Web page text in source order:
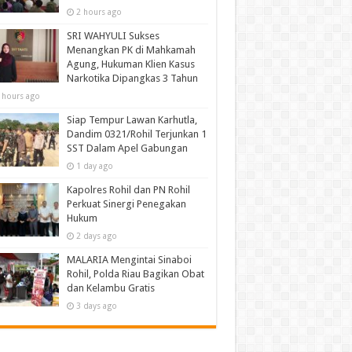
2 hours ago
SRI WAHYULI Sukses
Menangkan PK di Mahkamah
Agung, Hukuman Klien Kasus
Narkotika Dipangkas 3 Tahun
ago
Siap Tempur Lawan Karhutla,
Dandim 0321/Rohil Terjunkan 1
SST Dalam Apel Gabungan
1 day ago
Kapolres Rohil dan PN Rohil
Perkuat Sinergi Penegakan
Hukum
2 days ago
MALARIA Mengintai Sinaboi
Rohil, Polda Riau Bagikan Obat
dan Kelambu Gratis
3 days ago